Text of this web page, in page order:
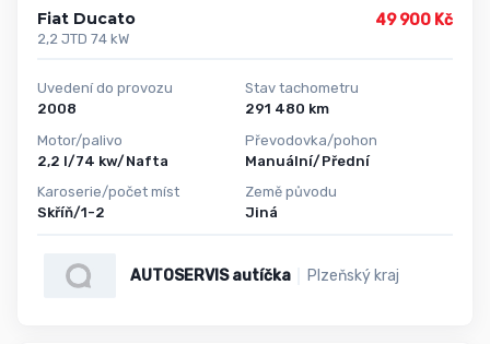
Fiat Ducato
2,2 JTD 74 kW
49 900 Kč
Uvedení do provozu
2008
Motor/palivo
2,2 l/74 kw/Nafta
Karoserie/počet míst
Skříň/1-2
Stav tachometru
291 480 km
Převodovka/pohon
Manuální/Přední
Země původu
Jiná
AUTOSERVIS autíčka Plzeňský kraj